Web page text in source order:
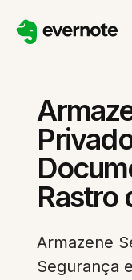
Rastro
Armazene
Segurança